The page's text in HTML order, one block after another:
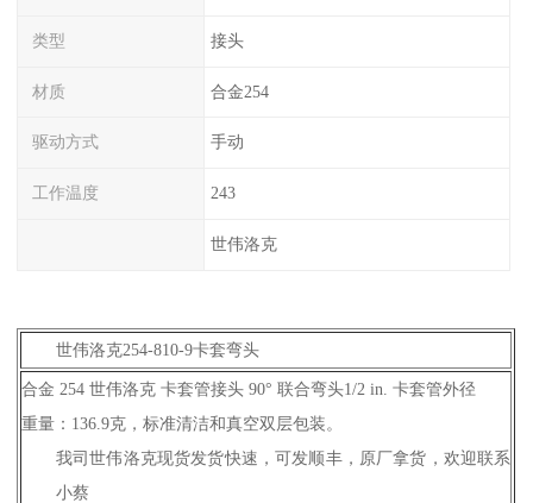
类型 接头
材质 合金254
驱动方式 手动
工作温度 243
世伟洛克
世伟洛克254-810-9卡套弯头
合金 254 世伟洛克 卡套管接头 90° 联合弯头1/2 in. 卡套管外径
重量：136.9克，标准清洁和真空双层包装。
我司世伟洛克现货发货快速，可发顺丰，原厂拿货，欢迎联系
小蔡